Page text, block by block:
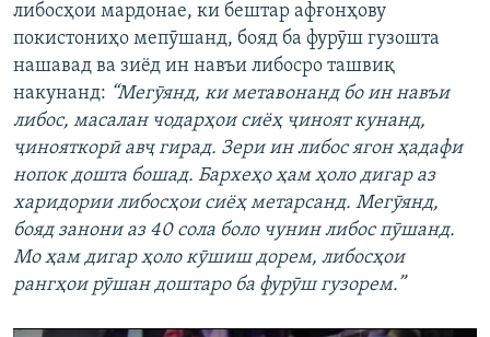
либосҳои мардонае, ки бештар афғонҳову
покистониҳо мепӯшанд, бояд ба фурӯш гузошта
нашавад ва зиёд ин навъи либосро ташвиқ
накунанд: “Мегӯянд, ки метавонанд бо ин навъи
либос, масалан чодарҳои сиёҳ ҷиноят кунанд,
ҷинояткорӣ авҷ гирад. Зери ин либос ягон ҳадафи
нопок дошта бошад. Бархеҳо ҳам ҳоло дигар аз
харидории либоcҳои сиёҳ метарсанд. Мегӯянд,
бояд занони аз 40 сола боло чунин либос пӯшанд.
Мо ҳам дигар ҳоло кӯшиш дорем, либосҳои
рангҳои рӯшан доштаро ба фурӯш гузорем.”